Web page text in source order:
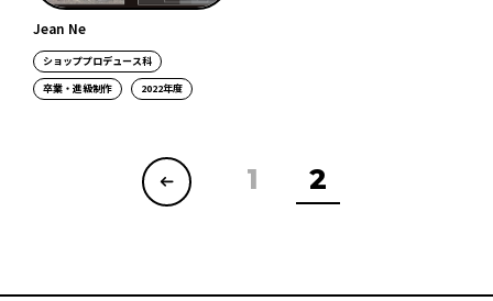
Jean Ne
ショッププロデュース科
卒業・進級制作
2022年度
1 2